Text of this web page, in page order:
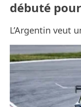
débuté
L’Argentin veut